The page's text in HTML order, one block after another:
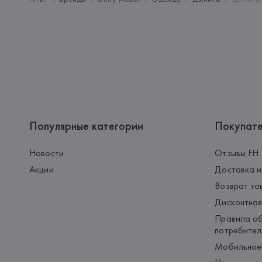
Популярные категории
Новости
Акции
Отзывы FH
Доставка
Возврат
Правила
Мобильное